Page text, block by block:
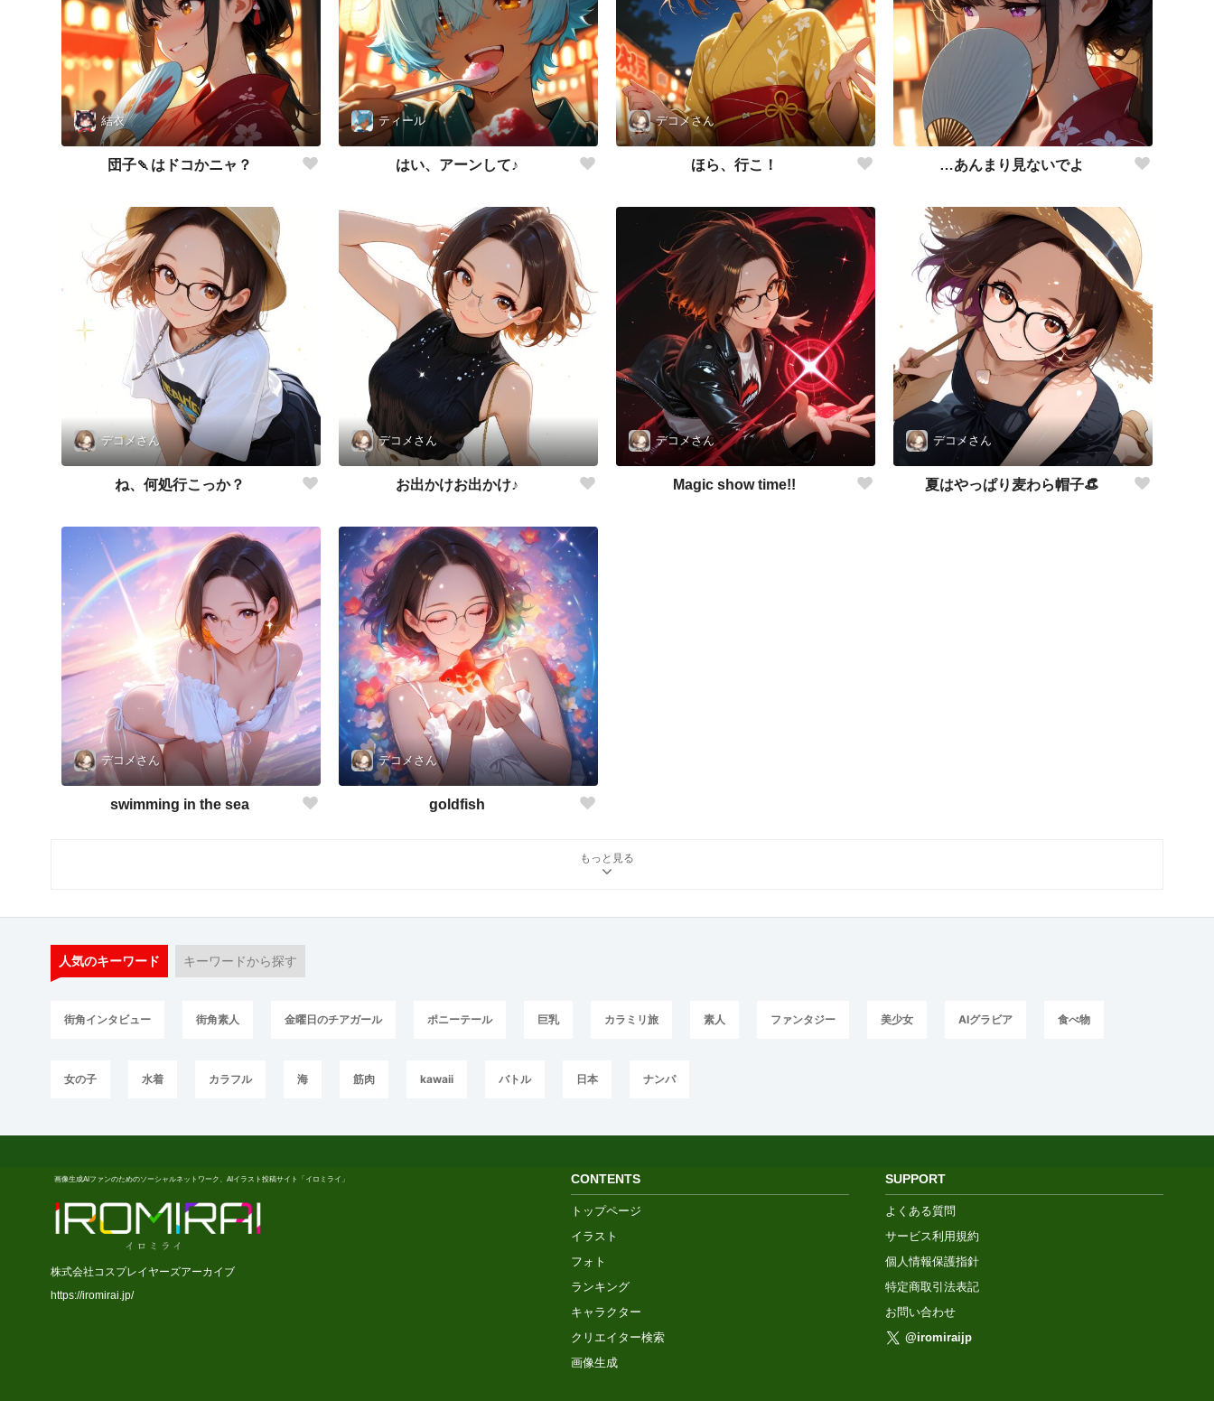
結衣
団子🍡はドコかニャ？
ティール
はい、アーンして♪
デコメさん
ほら、行こ！ …あんまり見ないでよ
デコメさん
ね、何処行こっか？
デコメさん
お出かけお出かけ♪
デコメさん
Magic show time!!
デコメさん
夏はやっぱり麦わら帽子👒
デコメさん
swimming in the sea
デコメさん
goldfish
もっと見る
人気のキーワード キーワードから探す
街角インタビュー 街角素人 金曜日のチアガール ポニーテール 巨乳 カラミリ旅 素人 ファンタジー 美少女 AIグラビア 食べ物
女の子 水着 カラフル 海 筋肉 kawaii バトル 日本 ナンパ
画像生成AIファンのためのソーシャルネットワーク、AIイラスト投稿サイト「イロミライ」
株式会社コスプレイヤーズアーカイブ
https://iromirai.jp/
SUPPORT
よくある質問
サービス利用規約
個人情報保護指針
特定商取引法表記
お問い合わせ
@iromiraijp
CONTENTS
トップページ
イラスト
フォト
ランキング
キャラクター
クリエイター検索
画像生成